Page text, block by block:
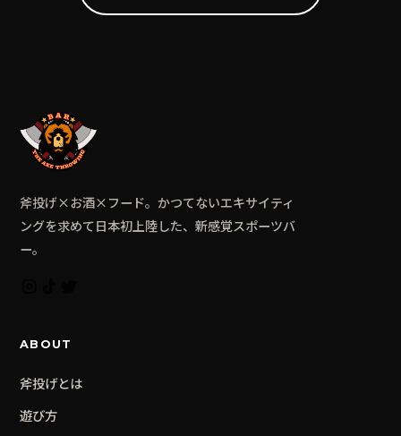
斧投げ×お酒×フード。かつてないエキサイティ
ングを求めて日本初上陸した、新感覚スポーツバ
ー。
ABOUT
斧投げとは
遊び方